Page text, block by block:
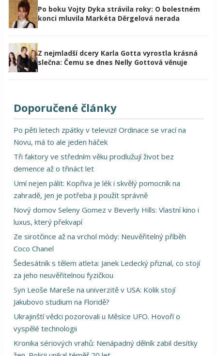
Po boku Vojty Dyka strávila roky: O bolestném
konci mluvila Markéta Děrgelová nerada
Z nejmladší dcery Karla Gotta vyrostla krásná
slečna: Čemu se dnes Nelly Gottová věnuje
Doporučené články
Po pěti letech zpátky v televizi! Ordinace se vrací na
Novu, má to ale jeden háček
Tři faktory ve středním věku prodlužují život bez
demence až o třináct let
Umí nejen pálit: Kopřiva je lék i skvělý pomocník na
zahradě, jen je potřeba ji použít správně
Nový domov Seleny Gomez v Beverly Hills: Vlastní kino i
luxus, který překvapí
Ze sirotčince až na vrchol módy: Neuvěřitelný příběh
Coco Chanel
Šedesátník s tělem atleta: Janek Ledecký přiznal, co stojí
za jeho neuvěřitelnou fyzičkou
Syn Leoše Mareše na univerzitě v USA: Kolik stojí
Jakubovo studium na Floridě?
Ukrajinští vědci pozorovali u Měsíce UFO. Hovoří o
vyspělé technologii
Kronika sériových vrahů: Nenápadný dělník zabil desítky